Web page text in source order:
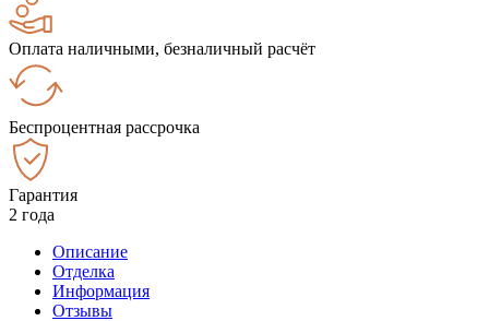
Оплата наличными, безналичный расчёт
Беспроцентная рассрочка
Гарантия
2 года
Описание
Отделка
Информация
Отзывы